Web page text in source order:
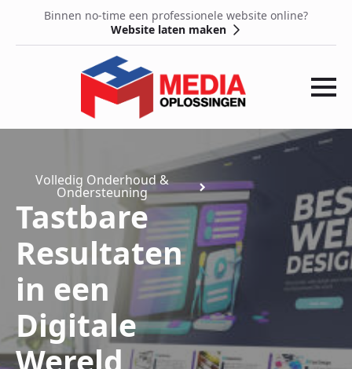
Binnen no-time een professionele website online?
Website laten maken
Volledig Onderhoud &
Ondersteuning
Tastbare
Resultaten
in een
Digitale